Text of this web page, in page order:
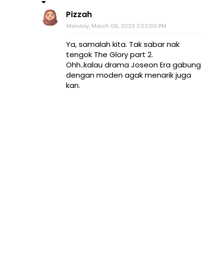
Pizzah
Monday, March 06, 2023 2:02:00 PM
Ya, samalah kita. Tak sabar nak
tengok The Glory part 2.
Ohh..kalau drama Joseon Era gabung
dengan moden agak menarik juga
kan.